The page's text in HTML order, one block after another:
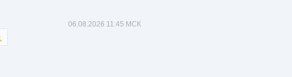
06.08.2026 11:45 МСК